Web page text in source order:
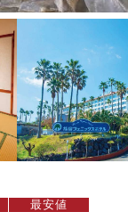
最安値